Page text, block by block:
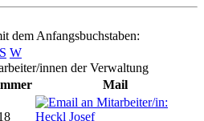
dem Anfangsbuchstaben:
S W
innen der Verwaltung
Mail